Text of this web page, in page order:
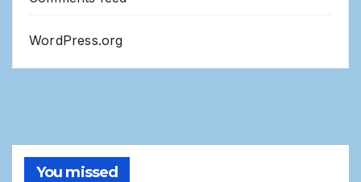
WordPress.org
You missed